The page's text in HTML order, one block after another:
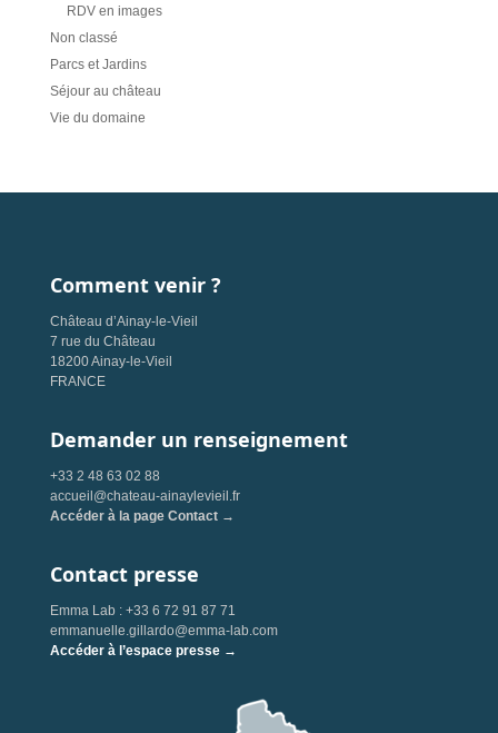
RDV en images
Non classé
Parcs et Jardins
Séjour au château
Vie du domaine
Comment venir ?
Château d’Ainay-le-Vieil
7 rue du Château
18200 Ainay-le-Vieil
FRANCE
Demander un renseignement
+33 2 48 63 02 88
accueil@chateau-ainaylevieil.fr
Accéder à la page Contact →
Contact presse
Emma Lab : +33 6 72 91 87 71
emmanuelle.gillardo@emma-lab.com
Accéder à l’espace presse →